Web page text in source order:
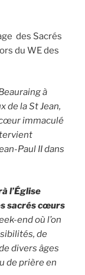
des Sacrés
du WE des
à
de la St Jean,
immaculé
Paul II dans
l’Église
sacrés cœurs
end où l’on
de
divers âges
de prière en